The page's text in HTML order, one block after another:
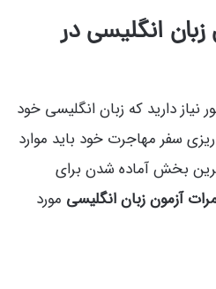
انگلیسی در
دارید که زبان انگلیسی خود
سفر مهاجرت خود باید موارد
بخش آماده شدن برای
آزمون زبان انگلیسی مورد